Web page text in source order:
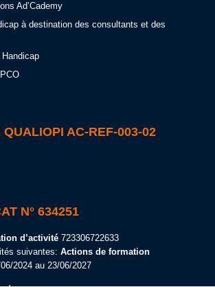
Ad’Cademy
à destination des consultants et des
QUALIOPI AC-REF-003-02
N° 634251
d’activité723306722633
suivantes: Actions de formation
2024 au 23/06/2027